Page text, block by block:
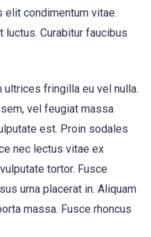
elit condimentum vitae.
luctus. Curabitur faucibus
fringilla eu vel nulla.
vel feugiat massa
est. Proin sodales
nec lectus vitae ex
tortor. Fusce
urna placerat in. Aliquam
massa. Fusce rhoncus